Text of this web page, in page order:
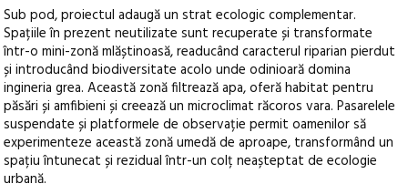
Sub pod, proiectul adaugă un strat ecologic complementar.
Spațiile în prezent neutilizate sunt recuperate și transformate
într-o mini-zonă mlăștinoasă, readucând caracterul riparian pierdut
și introducând biodiversitate acolo unde odinioară domina
ingineria grea. Această zonă filtrează apa, oferă habitat pentru
păsări și amfibieni și creează un microclimat răcoros vara. Pasarelele
suspendate și platformele de observație permit oamenilor să
experimenteze această zonă umedă de aproape, transformând un
spațiu întunecat și rezidual într-un colț neașteptat de ecologie
urbană.